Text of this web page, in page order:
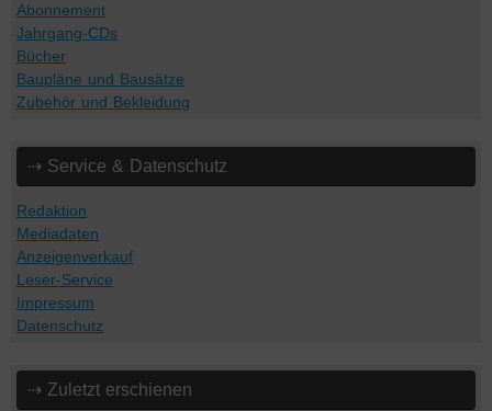
Abonnement
Jahrgang-CDs
Bücher
Baupläne und Bausätze
Zubehör und Bekleidung
⇢ Service & Datenschutz
Redaktion
Mediadaten
Anzeigenverkauf
Leser-Service
Impressum
Datenschutz
⇢ Zuletzt erschienen